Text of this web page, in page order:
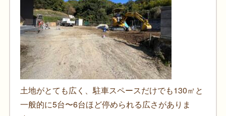
土地がとても広く、駐車スペースだけでも130㎡と
一般的に5台〜6台ほど停められる広さがありま